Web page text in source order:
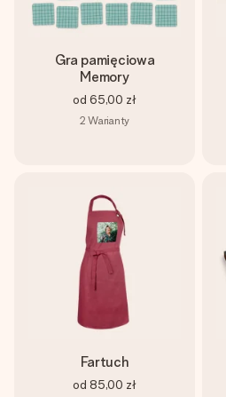
Gra pamięciowa
Memory
od 65,00 zł
2 Warianty
Fartuch
od 85,00 zł